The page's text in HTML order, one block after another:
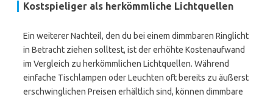
Kostspieliger als herkömmliche Lichtquellen
Ein weiterer Nachteil, den du bei einem dimmbaren Ringlicht
in Betracht ziehen solltest, ist der erhöhte Kostenaufwand
im Vergleich zu herkömmlichen Lichtquellen. Während
einfache Tischlampen oder Leuchten oft bereits zu äußerst
erschwinglichen Preisen erhältlich sind, können dimmbare